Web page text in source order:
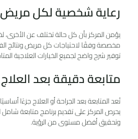
رعاية شخصية لكل مريض
يؤمن المركز بأن كل حالة تختلف عن الأخرى،
مخصصة وفقًا لاحتياجات كل مريض ونتائج
توفير شرح واضح لجميع الخيارات العلاجية
متابعة دقيقة بعد
تُعد المتابعة بعد الجراحة أو العلاج جزءًا
يحرص المركز على تقديم برنامج متابعة شامل
وتحقيق أفضل مستوى من الرؤية.